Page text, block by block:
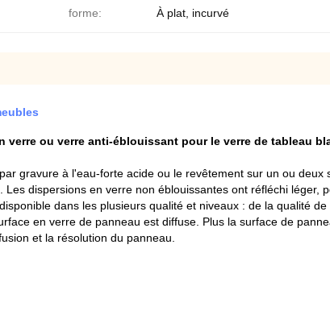
forme: À plat, incurvé
ou verre anti-éblouissant pour le verre de tableau
gravure à l'eau-forte acide ou le revêtement sur un ou
dispersions en verre non éblouissantes ont réfléchi léger,
dans les plusieurs qualité et niveaux : de la qualité
en verre de panneau est diffuse. Plus la surface de
et la résolution du panneau.